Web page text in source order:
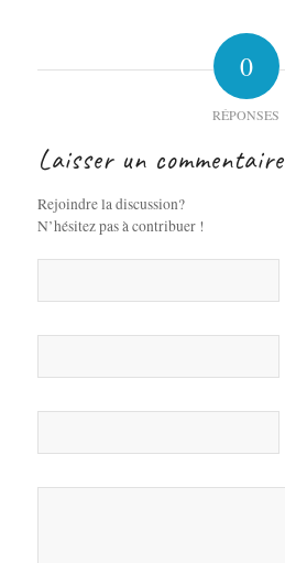
0
RÉPONSES
Laisser un commentaire
Rejoindre la discussion?
N’hésitez pas à contribuer !